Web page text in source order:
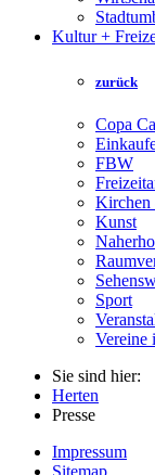
Kultur +
zurück
Copa
FBW
Kirchen
Kunst
Sport
Vereine
Sie sind hier:
Herten
Presse
Impressum
Sitemap